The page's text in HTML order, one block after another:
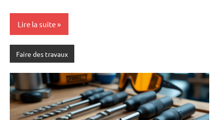
Lire la suite
Faire des travaux